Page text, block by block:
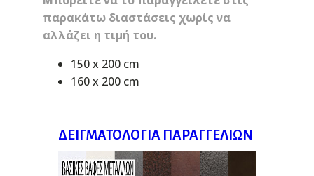
παρακάτω διαστάσεις χωρίς να
αλλάζει η τιμή του.
150 x 200 cm
160 x 200 cm
ΔΕΙΓΜΑΤΟΛΌΓΙΑ ΠΑΡΑΓΓΕΛΙΏΝ